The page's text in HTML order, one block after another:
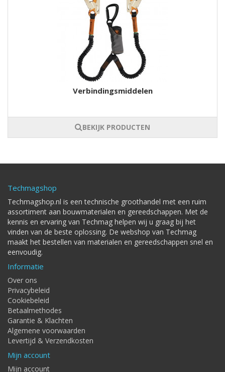
Verbindingsmiddelen
BEKIJK PRODUCTEN
Techmagshop
Techmagshop.nl is een technische groothandel met een ruim
assortiment aan bouwmaterialen en gereedschappen. Met de
kennis en ervaring van Techmag helpen wij u graag bij het
vinden van de beste oplossing. De webshop van Techmag
maakt het bestellen van materialen en gereedschappen snel en
eenvoudig.
Informatie
Over ons
Privacybeleid
Cookiebeleid
Betaalmethodes
Garantie & Klachten
Algemene voorwaarden
Levertijd & Verzendkosten
Mijn account
Mijn account